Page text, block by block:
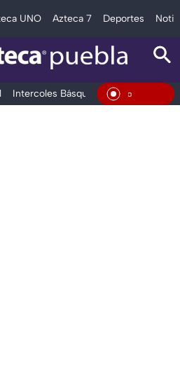
UNO Azteca 7 Deportes
Intercoles Básquetbol DeportesEn